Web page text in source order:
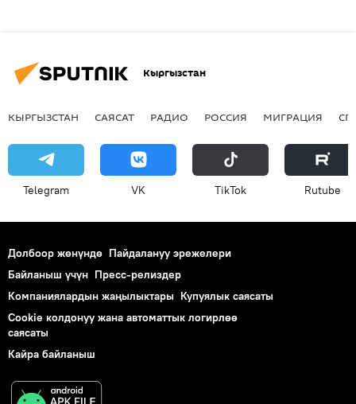
Кыргызстан
КЫРГЫЗСТАН САЯСАТ РАДИО РОССИЯ МИГРАЦИЯ
Telegram VK ТikТоk Rutube
Долбоор жөнүндө Пайдалануу эрежелери
Байланыш үчүн Пресс-релиздер
Компаниялардын жаңылыктары Купуялык саясаты
Cookie колдонуу жана автоматтык логирлөө
саясаты
Кайра байланыш